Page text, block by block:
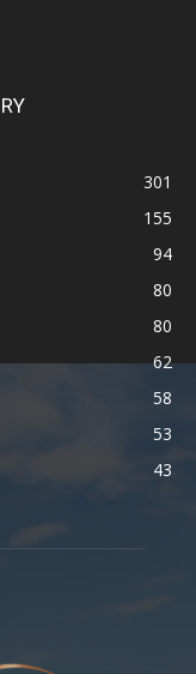
301
155
94
80
80
62
58
53
43